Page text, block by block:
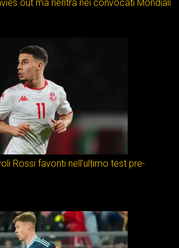
out ma rientra nei convocati Mondiali
Rossi favoriti nell’ultimo test pre-